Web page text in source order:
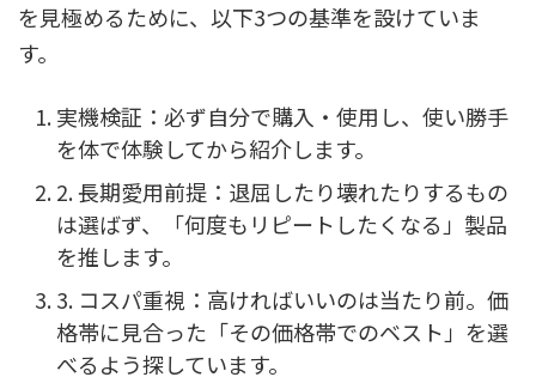
を見極めるために、以下3つの基準を設けていま
す。
実機検証：必ず自分で購入・使用し、使い勝手
を体で体験してから紹介します。
2. 長期愛用前提：退屈したり壊れたりするもの
は選ばず、「何度もリピートしたくなる」製品
を推します。
3. コスパ重視：高ければいいのは当たり前。価
格帯に見合った「その価格帯でのベスト」を選
べるよう探しています。